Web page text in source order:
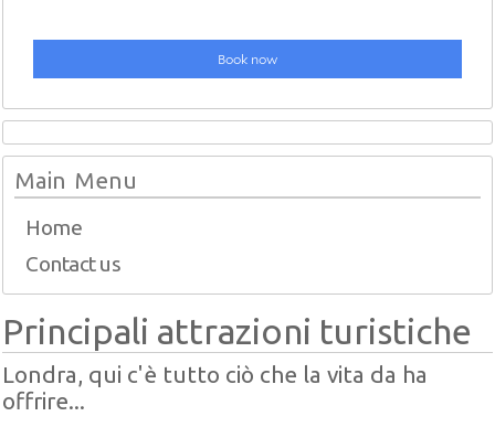
Main Menu
Home
Contact us
Principali attrazioni turistiche
Londra, qui c'è tutto ciò che la vita da ha
offrire...